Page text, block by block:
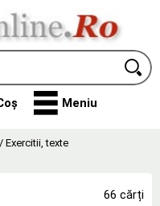
Meniu
/ Exercitii, texte
66 cărți